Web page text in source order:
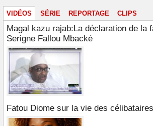
VIDÉOS SÉRIE REPORTAGE CLIPS
Magal kazu rajab:La déclaration de la
Serigne Fallou Mbacké
Fatou Diome sur la vie des